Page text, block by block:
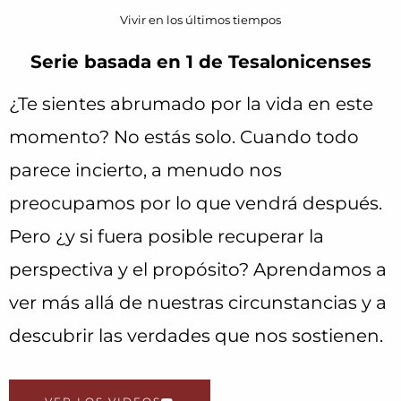
Vivir en los últimos tiempos
Serie basada en 1 de Tesalonicenses
¿Te sientes abrumado por la vida en este
momento? No estás solo. Cuando todo
parece incierto, a menudo nos
preocupamos por lo que vendrá después.
Pero ¿y si fuera posible recuperar la
perspectiva y el propósito? Aprendamos a
ver más allá de nuestras circunstancias y a
descubrir las verdades que nos sostienen.